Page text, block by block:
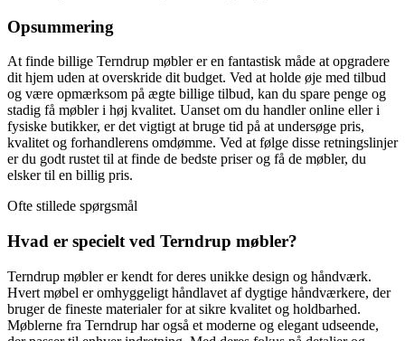
Opsummering
At finde billige Terndrup møbler er en fantastisk måde at opgradere
dit hjem uden at overskride dit budget. Ved at holde øje med tilbud
og være opmærksom på ægte billige tilbud, kan du spare penge og
stadig få møbler i høj kvalitet. Uanset om du handler online eller i
fysiske butikker, er det vigtigt at bruge tid på at undersøge pris,
kvalitet og forhandlerens omdømme. Ved at følge disse retningslinjer
er du godt rustet til at finde de bedste priser og få de møbler, du
elsker til en billig pris.
Ofte stillede spørgsmål
Hvad er specielt ved Terndrup møbler?
Terndrup møbler er kendt for deres unikke design og håndværk.
Hvert møbel er omhyggeligt håndlavet af dygtige håndværkere, der
bruger de fineste materialer for at sikre kvalitet og holdbarhed.
Møblerne fra Terndrup har også et moderne og elegant udseende,